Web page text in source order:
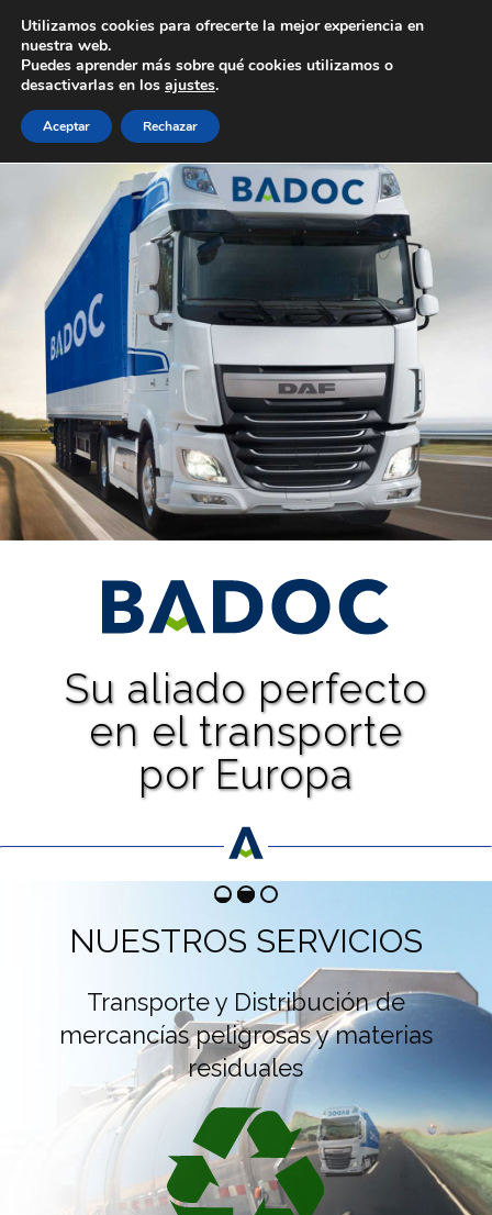
Su aliado perfecto
en el transporte
por Europa
NUESTROS SERVICIOS
Transportes Dimensiones Especiales
Utilizamos cookies para ofrecerte la mejor experiencia en
nuestra web.
Puedes aprender más sobre qué cookies utilizamos o
desactivarlas en los ajustes.
Aceptar Rechazar